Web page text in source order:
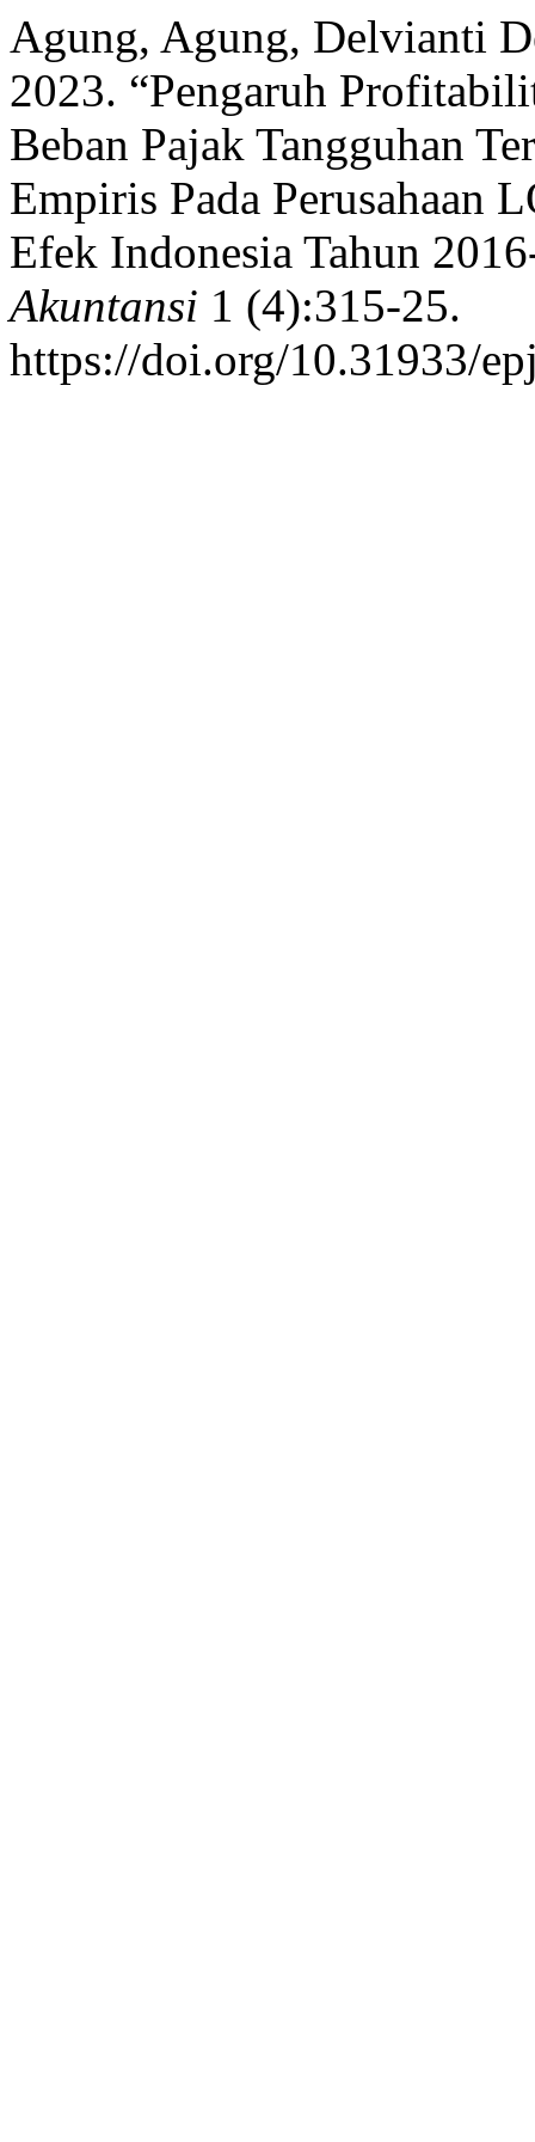
Agung, Agung, Delvianti
2023. “Pengaruh
Beban Pajak Tangguhan
Empiris Pada Perusahaan
Efek Indonesia Tahun
Akuntansi 1 (4):315-25.
https://doi.org/10.31933/